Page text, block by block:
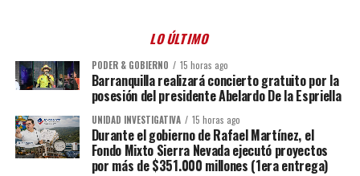
LO ÚLTIMO
PODER & GOBIERNO 15 horas ago
Barranquilla realizará concierto gratuito por la
posesión del presidente Abelardo De la Espriella
UNIDAD INVESTIGATIVA 15 horas ago
Durante el gobierno de Rafael Martínez, el
Fondo Mixto Sierra Nevada ejecutó proyectos
por más de $351.000 millones (1era entrega)